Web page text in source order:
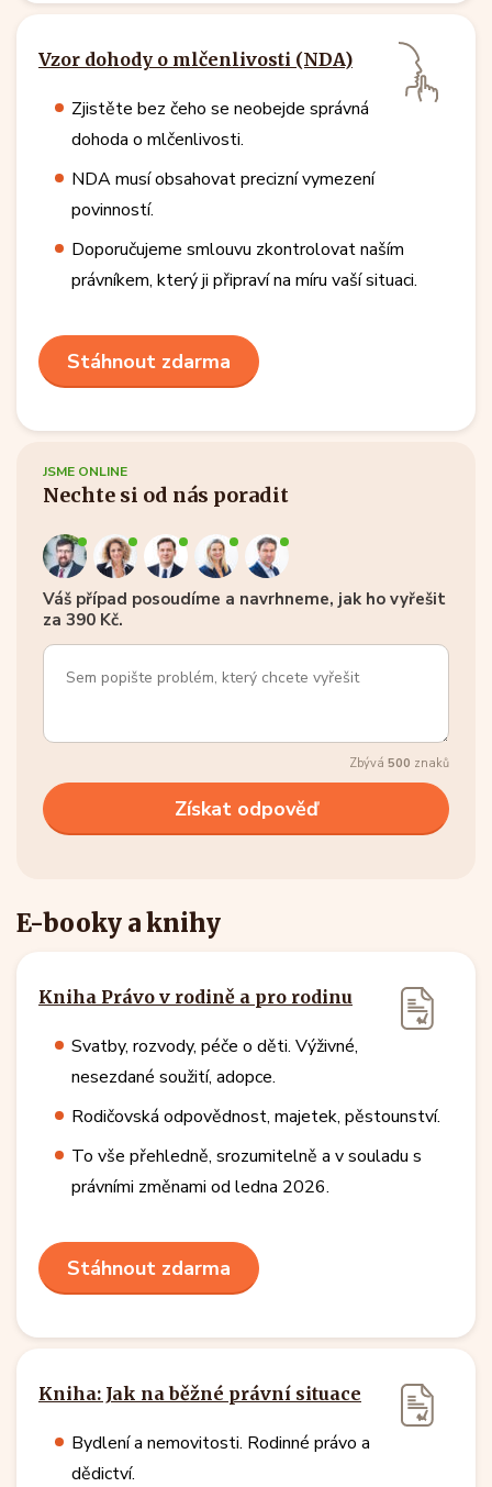
Vzor dohody o mlčenlivosti (NDA)
Zjistěte bez čeho se neobejde správná
dohoda o mlčenlivosti.
NDA musí obsahovat precizní vymezení
povinností.
Doporučujeme smlouvu zkontrolovat naším
právníkem, který ji připraví na míru vaší situaci.
Stáhnout zdarma
JSME ONLINE
Nechte si od nás poradit
Váš případ posoudíme a navrhneme, jak ho vyřešit
za 390 Kč.
Zbývá 500 znaků
E-booky a knihy
Kniha Právo v rodině a pro rodinu
Svatby, rozvody, péče o děti. Výživné,
nesezdané soužití, adopce.
Rodičovská odpovědnost, majetek, pěstounství.
To vše přehledně, srozumitelně a v souladu s
právními změnami od ledna 2026.
Stáhnout zdarma
Kniha: Jak na běžné právní situace
Bydlení a nemovitosti. Rodinné právo a
dědictví.